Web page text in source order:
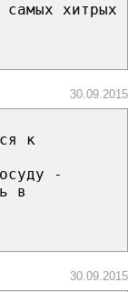
хитрых
30.09.2015
к
-
в
30.09.2015